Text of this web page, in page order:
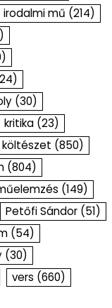
irodalmi mű (214)
(30)
kritika (23)
költészet (850)
(804)
(149)
Petőfi Sándor (51)
(54)
(30)
vers (660)